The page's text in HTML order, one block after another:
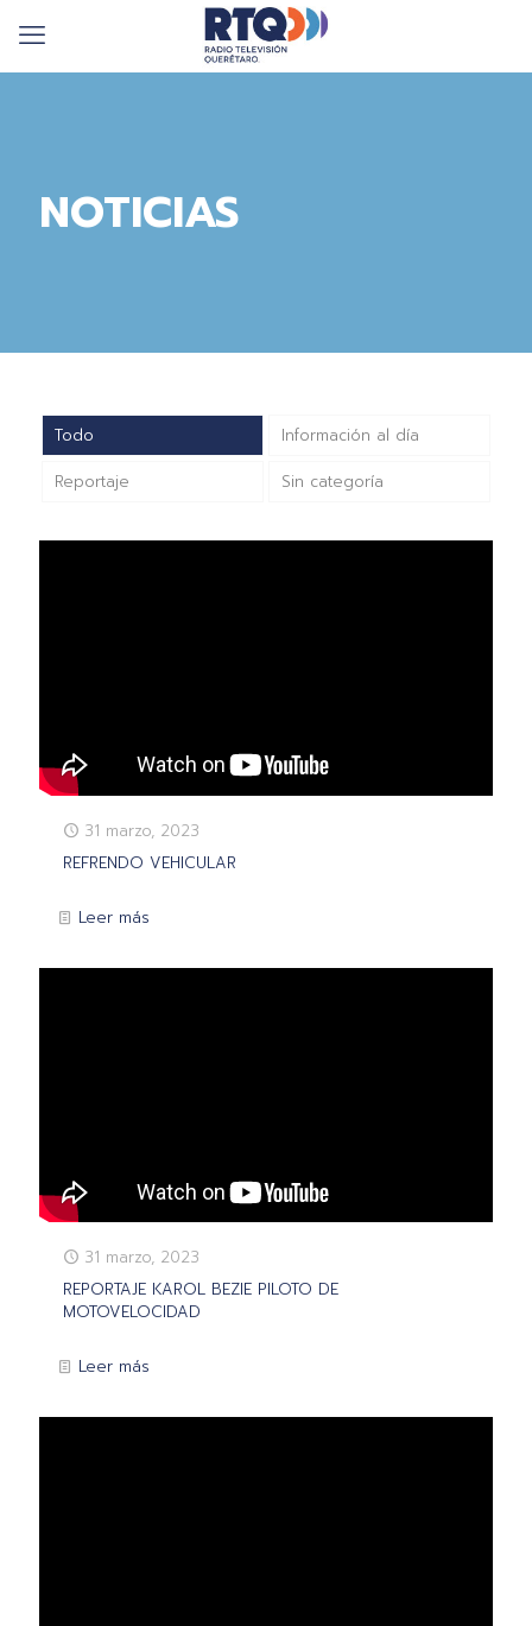
NOTICIAS
Todo Información al día
Reportaje Sin categoría
31 marzo, 2023
REFRENDO VEHICULAR
Leer más
31 marzo, 2023
REPORTAJE KAROL BEZIE PILOTO DE
MOTOVELOCIDAD
Leer más